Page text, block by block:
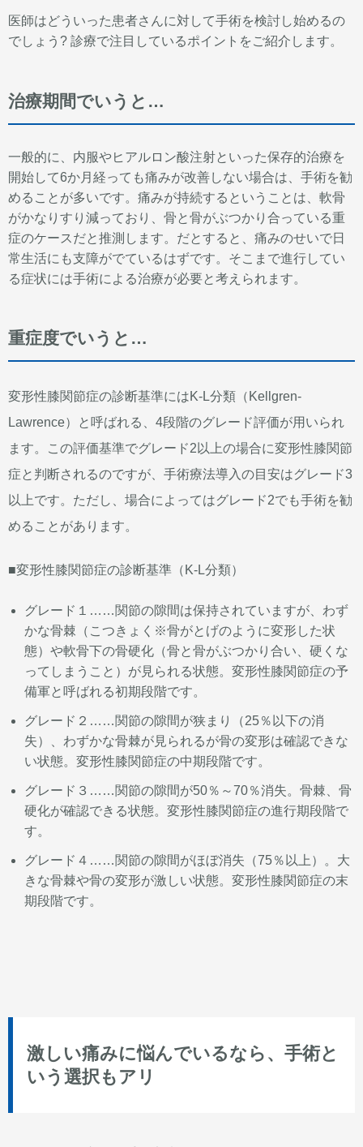
医師はどういった患者さんに対して手術を検討し始めるの
でしょう? 診療で注目しているポイントをご紹介します。
治療期間でいうと…
一般的に、内服やヒアルロン酸注射といった保存的治療を
開始して6か月経っても痛みが改善しない場合は、手術を勧
めることが多いです。痛みが持続するということは、軟骨
がかなりすり減っており、骨と骨がぶつかり合っている重
症のケースだと推測します。だとすると、痛みのせいで日
常生活にも支障がでているはずです。そこまで進行してい
る症状には手術による治療が必要と考えられます。
重症度でいうと…
変形性膝関節症の診断基準にはK-L分類（Kellgren-
Lawrence）と呼ばれる、4段階のグレード評価が用いられ
ます。この評価基準でグレード2以上の場合に変形性膝関節
症と判断されるのですが、手術療法導入の目安はグレード3
以上です。ただし、場合によってはグレード2でも手術を勧
めることがあります。
■変形性膝関節症の診断基準（K-L分類）
グレード１……関節の隙間は保持されていますが、わず
かな骨棘（こつきょく※骨がとげのように変形した状
態）や軟骨下の骨硬化（骨と骨がぶつかり合い、硬くな
ってしまうこと）が見られる状態。変形性膝関節症の予
備軍と呼ばれる初期段階です。
グレード２……関節の隙間が狭まり（25％以下の消
失）、わずかな骨棘が見られるが骨の変形は確認できな
い状態。変形性膝関節症の中期段階です。
グレード３……関節の隙間が50％～70％消失。骨棘、骨
硬化が確認できる状態。変形性膝関節症の進行期段階で
す。
グレード４……関節の隙間がほぼ消失（75％以上）。大
きな骨棘や骨の変形が激しい状態。変形性膝関節症の末
期段階です。
激しい痛みに悩んでいるなら、手術と
いう選択もアリ